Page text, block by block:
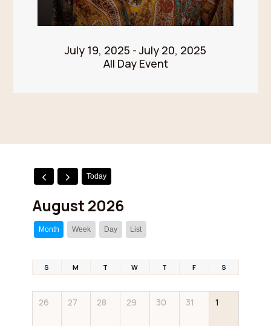
July 19, 2025 - July 20, 2025
All Day Event
Today
August 2026
Month Week Day List
S M T W T F S
26 27 28 29 30 31 1